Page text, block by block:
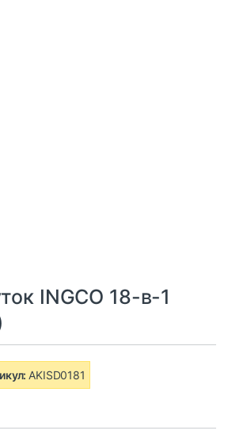
INGCO 18-в-1
AKISD0181